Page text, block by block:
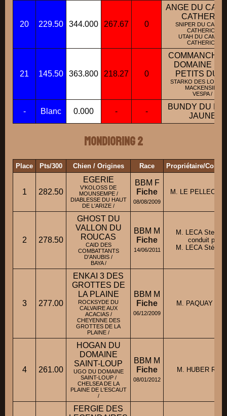
20 229.50 344.000 267.67 0
ANGE DU
CATHERIC
SNIPER DU CAMI
CATHERIC /
UTAH DU CAMI DE
CATHERIC /
21 145.50 363.800 218.27 0
COMMANCHE
DOMAINE
PETITS
STARKO DES LOUPS
MACKENSIE /
VESPA /
- Blanc 0.000 - -
BUNDY DU
JAUNE
Mondioring 2
Place Pts/300 Chien / Origines Race Propriétaire/
1 282.50
EGERIE
V'KOLOSS DE
MOUNSEMPE /
DIABLESSE DU HAUT
DE L'ARIZE /
BBM F
Fiche
08/08/2009
M. LE PELLEC
2 278.50
GHOST DU
VALLON DU
ROUCAS
CAID DES
COMBATTANTS
D'ANUBIS /
BAYA /
BBM M
Fiche
14/06/2011
M. LECA
conduit par
M. LECA
3 277.00
ENKAI 3 DES
GROTTES DE
LA PLAINE
ROCKSYDE DU
CALVAIRE AUX
ACACIAS /
CHEYENNE DES
GROTTES DE LA
PLAINE /
BBM M
Fiche
06/12/2009
M. PAQUAY
4 261.00
HOGAN DU
DOMAINE
SAINT-LOUP
UGO DU DOMAINE
SAINT-LOUP /
CHELSEA DE LA
PLAINE DE L'ESCAUT
/
BBM M
Fiche
08/01/2012
M. HUBER
FERGIE DES